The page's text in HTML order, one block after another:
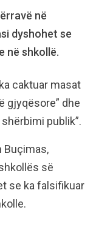
në
dyshohet se
në shkollë.
caktuar masat
gjyqësore” dhe
publik”.
Buçimas,
së
se ka falsifikuar